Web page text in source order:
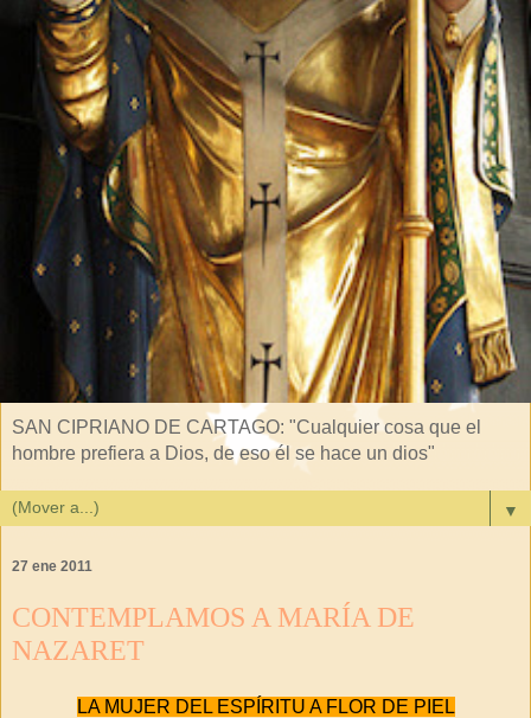
SAN CIPRIANO DE CARTAGO: "Cualquier cosa que el
hombre prefiera a Dios, de eso él se hace un dios"
▼
27 ene 2011
CONTEMPLAMOS A MARÍA DE
NAZARET
LA MUJER DEL ESPÍRITU A FLOR DE PIEL